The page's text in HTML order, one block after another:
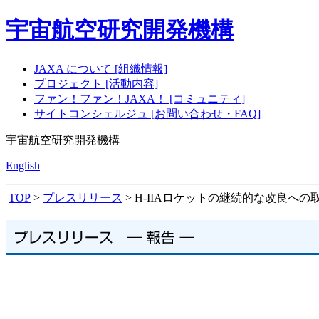
宇宙航空研究開発機構
JAXA について [組織情報]
プロジェクト [活動内容]
ファン！ファン！JAXA！ [コミュニティ]
サイトコンシェルジュ [お問い合わせ・FAQ]
宇宙航空研究開発機構
English
TOP > プレスリリース > H-IIAロケットの継続的な改良への